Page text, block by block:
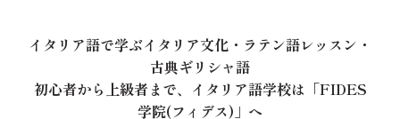
イタリア語で学ぶイタリア文化・ラテン語レッスン・
古典ギリシャ語
初心者から上級者まで、イタリア語学校は「FIDES
学院(フィデス)」へ